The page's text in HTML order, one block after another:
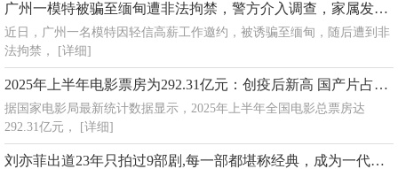
广州一模特被骗至缅甸遭非法拘禁，警方介入调查，家属发声呼吁警惕高薪陷阱
近日，广州一名模特因轻信高薪工作邀约，被诱骗至缅甸，随后遭到非
法拘禁，
[详细]
2025年上半年电影票房为292.31亿元：创疫后新高 国产片占比超九成
据国家电影局最新统计数据显示，2025年上半年全国电影总票房达
292.31亿元，
[详细]
刘亦菲出道23年只拍过9部剧,每一部都堪称经典，成为一代人的青春印记